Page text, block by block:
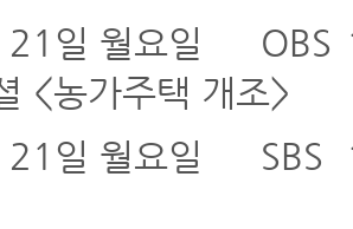
일 월요일
OBS
<농가주택 개조>
일 월요일
SBS